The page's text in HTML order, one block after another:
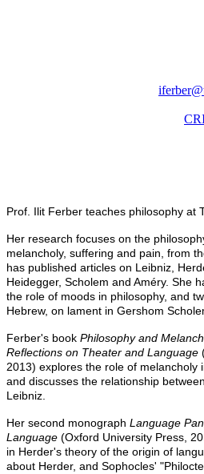
Prof. Ilit Ferber teaches philosophy at
Her research focuses on the
melancholy, suffering and pain, from
has published articles on Leibniz,
Heidegger, Scholem and Améry. She
the role of moods in philosophy, and
Hebrew, on lament in Gershom
Ferber's book Philosophy and
Reflections on Theater and Language
2013) explores the role of melancholy
and discusses the relationship
Leibniz.
Her second monograph Language
Language (Oxford University Press,
in Herder's theory of the origin of
about Herder, and Sophocles'